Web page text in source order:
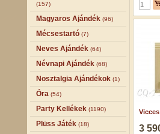
(157)
Magyaros Ajándék (96)
Mécsestartó (7)
Neves Ajándék (64)
Névnapi Ajándék (68)
Nosztalgia Ajándékok (1)
Óra (54)
Party Kellékek (1190)
Plüss Játék (18) 3